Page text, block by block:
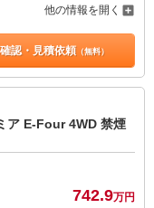
他の情報を開く
認・見積依頼（無料）
ア E-Four 4WD 禁煙
742.9万円